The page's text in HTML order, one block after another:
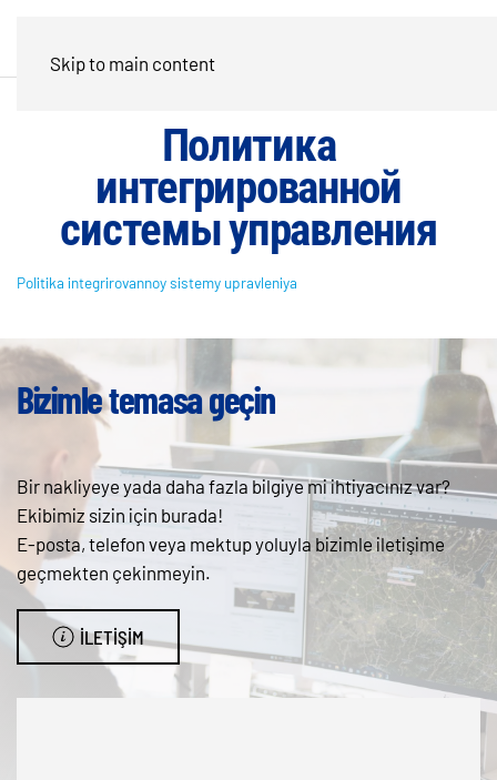
Skip to main content
Политика
интегрированной
системы управления
Politika integrirovannoy sistemy upravleniya
Bizimle temasa geçin
Bir nakliyeye yada daha fazla bilgiye mi ihtiyacınız var?
Ekibimiz sizin için burada!
E-posta, telefon veya mektup yoluyla bizimle iletişime
geçmekten çekinmeyin.
İLETIŞIM